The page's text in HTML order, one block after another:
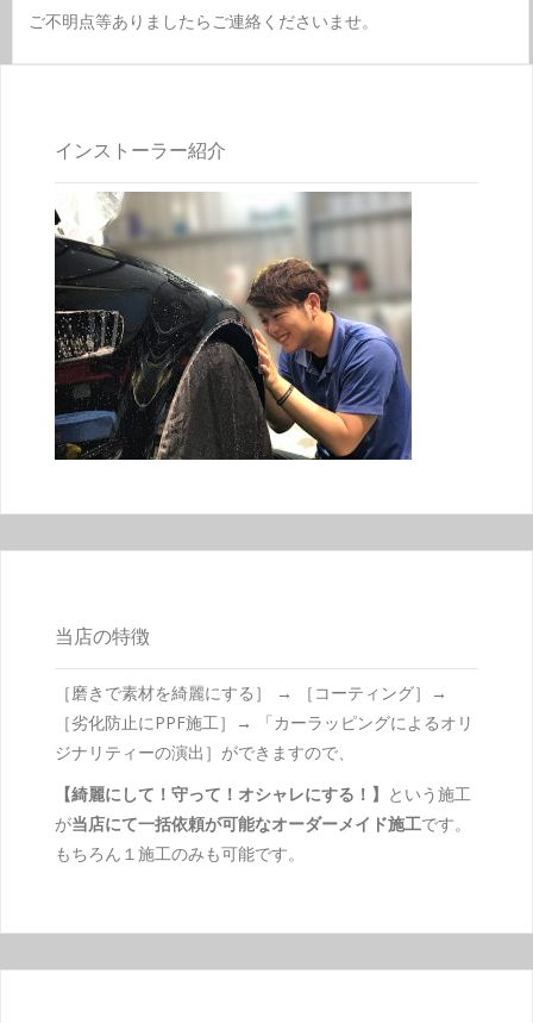
ご不明点等ありましたらご連絡くださいませ。
インストーラー紹介
当店の特徴
［磨きで素材を綺麗にする］ → ［コーティング］→
［劣化防止にPPF施工］→ 「カーラッピングによるオリ
ジナリティーの演出］ができますので、
【綺麗にして！守って！オシャレにする！】 という施工
が当店にて一括依頼が可能なオーダーメイド施工です。
もちろん１施工のみも可能です。